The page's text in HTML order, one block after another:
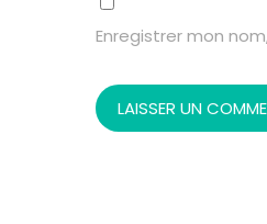
Enregistrer mon